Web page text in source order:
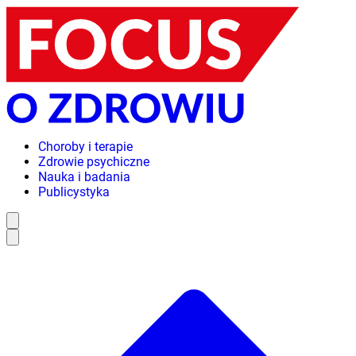
Choroby i terapie
Zdrowie psychiczne
Nauka i badania
Publicystyka